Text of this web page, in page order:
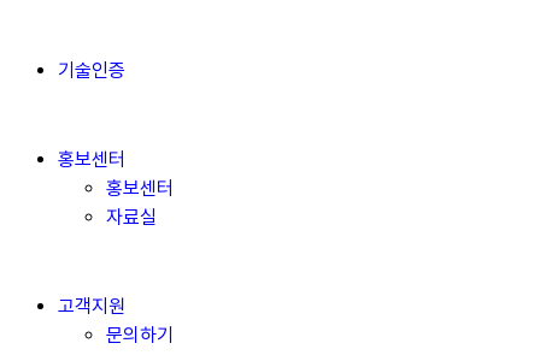
기술인증
홍보센터
홍보센터
자료실
고객지원
문의하기